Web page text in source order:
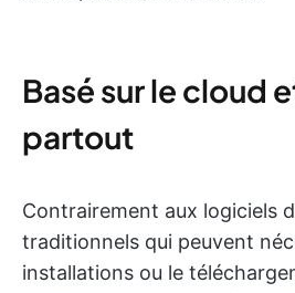
Basé sur le cloud
partout
Contrairement aux logiciels
traditionnels qui peuvent
installations ou le